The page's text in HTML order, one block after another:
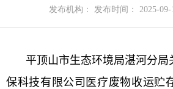
发布机构： 发布时间： 2025-09-
平顶山市生态环境局湛河分局
保科技有限公司医疗废物收运贮